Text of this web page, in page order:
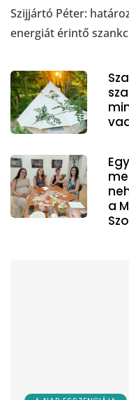
Szijjártó Péter:
energiát érintő
a